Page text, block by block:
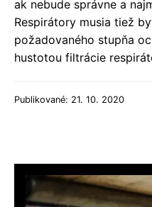
ak nebude správne a
Respirátory musia tiež
požadovaného stupňa
hustotou filtrácie
Publikované: 21. 10. 2020